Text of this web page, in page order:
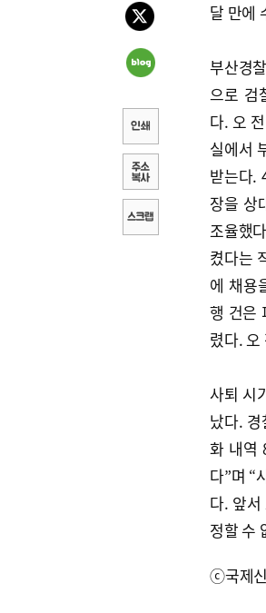
달 만에
부산경
으로 검
다. 오
실에서
받는다.
장을 상
조율했
켰다는
에 채용
행 건은
렸다. 오
사퇴 시
났다.
화 내역
다”며 “
다. 앞서
정할 수
ⓒ국제